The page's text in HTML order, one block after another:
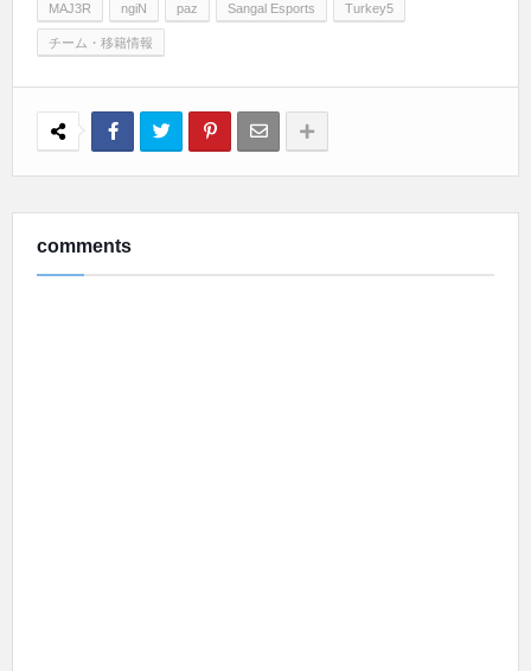
MAJ3R ngiN paz Sangal Esports Turkey5
チーム・移籍情報
comments